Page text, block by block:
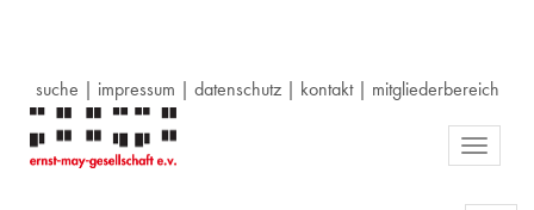
suche | impressum | datenschutz| kontakt| mitgliederbereich
Toggle